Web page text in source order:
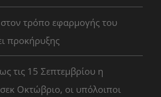
στον τρόπο εφαρμογής του
προκήρυξης
τις 15 Σεπτεμβρίου η
Οκτώβριο, οι υπόλοιποι